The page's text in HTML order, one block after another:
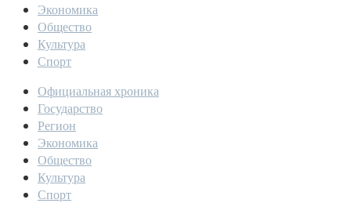
Экономика
Общество
Культура
Спорт
Официальная хроника
Государство
Регион
Экономика
Общество
Культура
Спорт